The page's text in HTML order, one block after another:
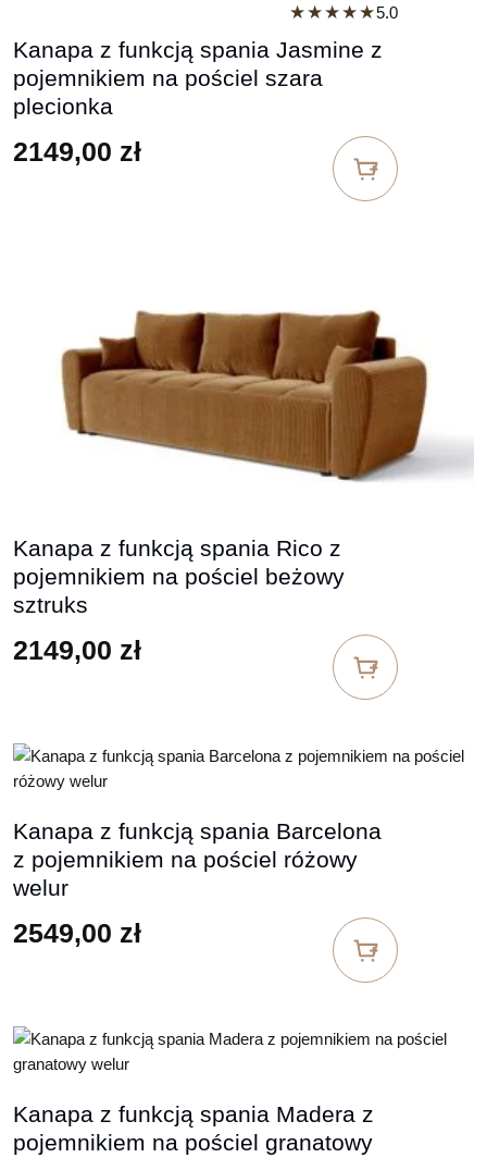
★★★★★5.0
Kanapa z funkcją spania Jasmine z
pojemnikiem na pościel szara
plecionka
2149,00 zł
Kanapa z funkcją spania Rico z
pojemnikiem na pościel beżowy
sztruks
2149,00 zł
Kanapa z funkcją spania Barcelona
z pojemnikiem na pościel różowy
welur
2549,00 zł
Kanapa z funkcją spania Madera z
pojemnikiem na pościel granatowy